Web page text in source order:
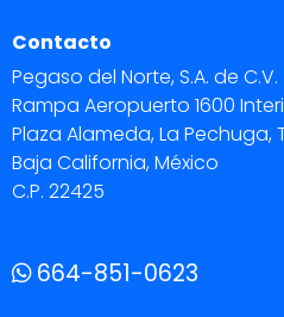
Contacto
Pegaso del Norte, S.A. de C.V.
Rampa Aeropuerto 1600
Plaza Alameda, La Pechuga,
Baja California, México
C.P. 22425
664-851-0623